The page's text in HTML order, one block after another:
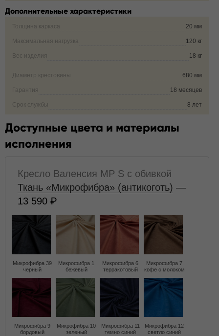
Дополнительные характеристики
Толщина каркаса 20 мм
Максимальная нагрузка 120 кг
Вес изделия 18 кг
Диаметр крестовины 680 мм
Гарантия 18 месяцев
Срок службы 8 лет
Доступные цвета и материалы
исполнения
Кресло Валенсия MP S с обивкой
Ткань «Микрофибра» (антикоготь) —
13 590
Микрофибра 39
черный
Микрофибра 1
бежевый
Микрофибра 6
терракотовый
Микрофибра 7
кофе с молоком
Микрофибра 9
бордовый
Микрофибра 10
зеленый
Микрофибра 11
темно синий
Микрофибра 12
светло синий